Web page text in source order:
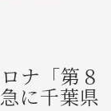
ナ「第８
に千葉県